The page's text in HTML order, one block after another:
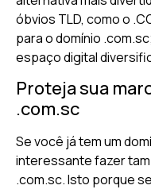
óbvios TLD, como o
para o domínio
espaço digital
Proteja sua
.com.sc
Se você já tem um
interessante fazer
.com.sc. Isto porque